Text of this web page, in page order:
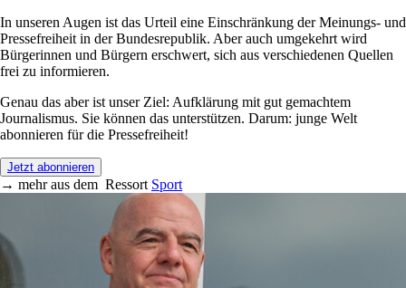
In unseren Augen ist das Urteil eine Einschränkung der Meinungs- und
Pressefreiheit in der Bundesrepublik. Aber auch umgekehrt wird
Bürgerinnen und Bürgern erschwert, sich aus verschiedenen Quellen
frei zu informieren.
Genau das aber ist unser Ziel: Aufklärung mit gut gemachtem
Journalismus. Sie können das unterstützen. Darum: junge Welt
abonnieren für die Pressefreiheit!
Jetzt abonnieren
→ mehr aus dem Ressort Sport